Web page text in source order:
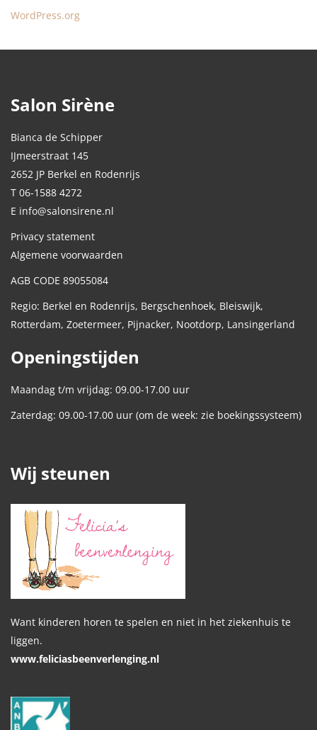
WordPress.org
Salon Sirène
Bianca de Schipper
IJmeerstraat 145
2652 JP Berkel en Rodenrijs
T 06-1588 4272
E info@salonsirene.nl
Privacy statement
Algemene voorwaarden
AGB CODE 89055084
Regio: Berkel en Rodenrijs, Bergschenhoek, Bleiswijk,
Rotterdam, Zoetermeer, Pijnacker, Nootdorp, Lansingerland
Openingstijden
Maandag t/m vrijdag: 09.00-17.00 uur
Zaterdag: 09.00-17.00 uur (om de week: zie boekingssysteem)
Wij steunen
Want kinderen horen te spelen en niet in het ziekenhuis te
liggen.
www.feliciasbeenverlenging.nl